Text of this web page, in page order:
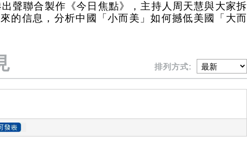
聲聯合製作《今日焦點》，主持人周天慧與大家拆
的信息，分析中國「小而美」如何撼低美國「大而
排列方式: